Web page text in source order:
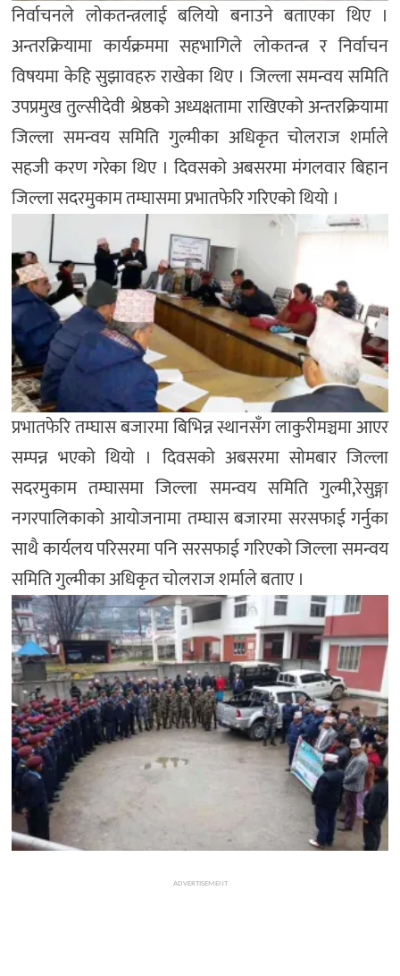
निर्वाचनले लोकतन्त्रलाई बलियो बनाउने बताएका थिए ।
अन्तरक्रियामा कार्यक्रममा सहभागिले लोकतन्त्र र निर्वाचन
विषयमा केहि सुझावहरु राखेका थिए । जिल्ला समन्वय समिति
उपप्रमुख तुल्सीदेवी श्रेष्ठको अध्यक्षतामा राखिएको अन्तरक्रियामा
जिल्ला समन्वय समिति गुल्मीका अधिकृत चोलराज शर्माले
सहजी करण गरेका थिए । दिवसको अबसरमा मंगलवार बिहान
जिल्ला सदरमुकाम तम्घासमा प्रभातफेरि गरिएको थियो ।
प्रभातफेरि तम्घास बजारमा बिभिन्न स्थानसँग लाकुरीमञ्चमा आएर
सम्पन्न भएको थियो । दिवसको अबसरमा सोमबार जिल्ला
सदरमुकाम तम्घासमा जिल्ला समन्वय समिति गुल्मी,रेसुङ्गा
नगरपालिकाको आयोजनामा तम्घास बजारमा सरसफाई गर्नुका
साथै कार्यलय परिसरमा पनि सरसफाई गरिएको जिल्ला समन्वय
समिति गुल्मीका अधिकृत चोलराज शर्माले बताए ।
ADVERTISEMENT